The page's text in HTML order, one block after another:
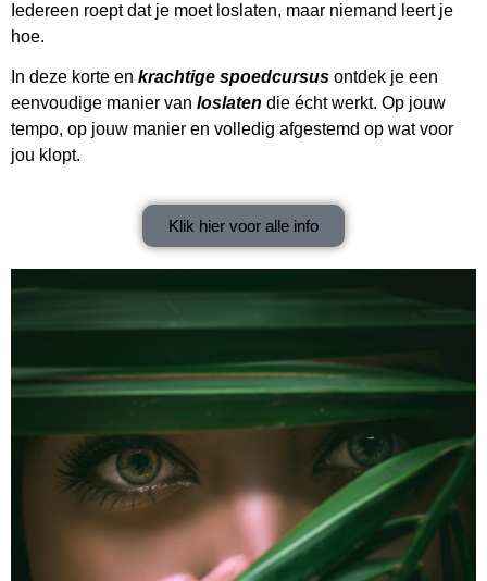
Iedereen roept dat je moet loslaten, maar niemand leert je
hoe.
In deze korte en krachtige spoedcursus ontdek je een
eenvoudige manier van loslaten die écht werkt. Op jouw
tempo, op jouw manier en volledig afgestemd op wat voor
jou klopt.
Klik hier voor alle info